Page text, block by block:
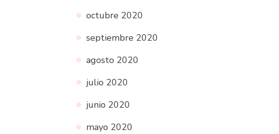
octubre 2020
septiembre 2020
agosto 2020
julio 2020
junio 2020
mayo 2020